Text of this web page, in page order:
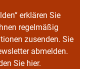
erklären Sie
regelmäßig
zusenden. Sie
abmelden.
Sie hier.